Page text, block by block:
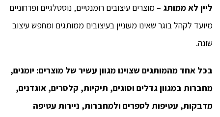
ליין לא ממותג – מוצרים עיצובים רומנטיים, נוסטלגיים ופרחוניים
מיועד לקהל בוגר שאינו מעוניין בעיצובים ממותגים ומחפש עיצוב
שונה.
בכל אחד מהמותגים שצוינו מגוון עשיר של מוצרים: יומנים,
מחברות במגוון גדלים וסוגים, תיקיות, קלסרים, אוגדנים,
מדבקות, עטיפות לספרים ולמחברות, ניירות עטיפה